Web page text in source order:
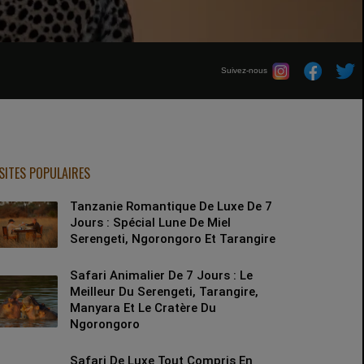
Suivez-nous
POPULAIRES
Tanzanie Romantique De Luxe De 7
Jours : Spécial Lune De Miel
Serengeti, Ngorongoro Et Tarangire
Safari Animalier De 7 Jours : Le
Meilleur Du Serengeti, Tarangire,
Manyara Et Le Cratère Du
Ngorongoro
Safari De Luxe Tout Compris En